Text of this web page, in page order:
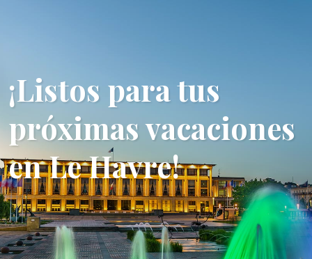
¡Listos para tus
próximas vacaciones
en Le Havre!